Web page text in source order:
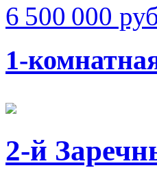
6 500 000
1-
2-й